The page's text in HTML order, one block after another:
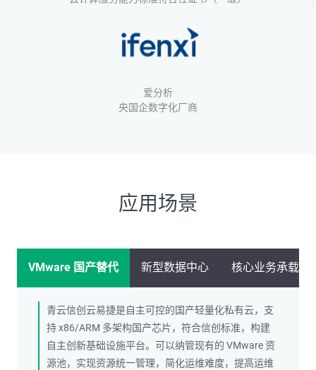
爱分析
央国企数字化厂商
应用场景
VMware 国产替代 新型数据中心 核心业务承载
青云信创云易捷是自主可控的国产轻量化私有云，支
持 x86/ARM 多架构国产芯片，符合信创标准，构建
自主创新基础设施平台。可以纳管现有的 VMware 资
源池，实现资源统一管理，简化运维难度，提高运维